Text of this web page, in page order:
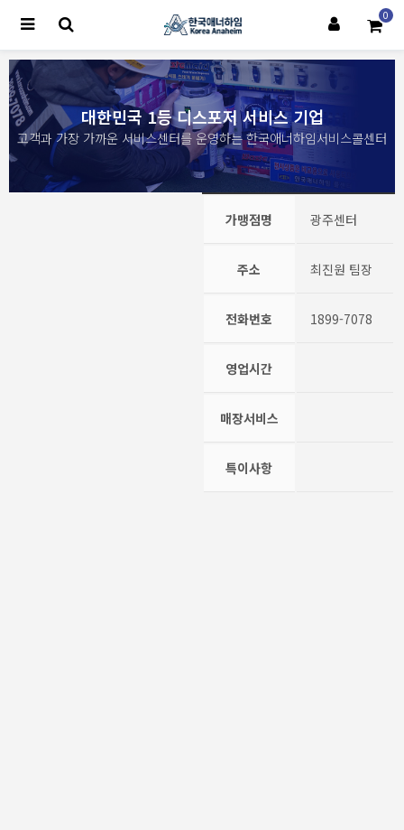
0
대한민국 1등 디스포저 서비스 기업
고객과 가장 가까운 서비스센터를 운영하는 한국애너하임서비스콜센터
가맹점명 광주센터
주소 최진원 팀장
전화번호 1899-7078
영업시간
매장서비스
특이사항